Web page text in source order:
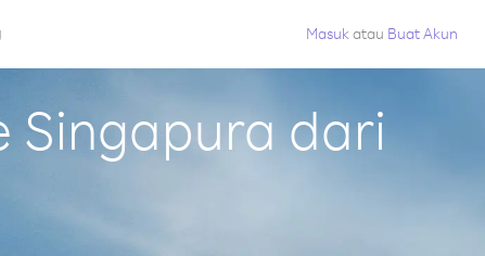
Masuk atau Buat Akun
Singapura dari